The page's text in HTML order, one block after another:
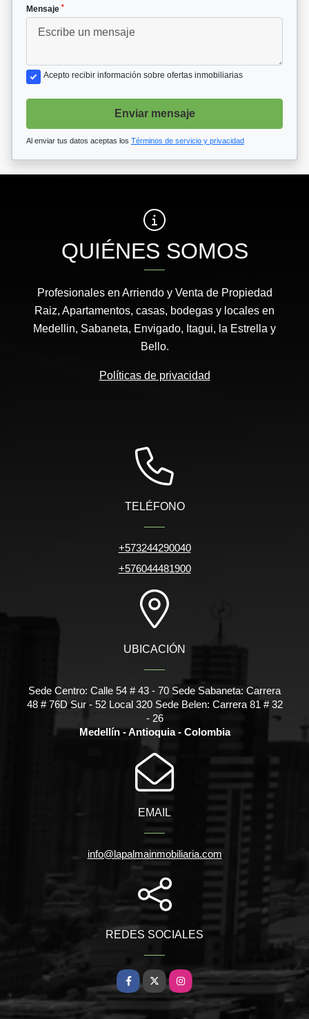
Mensaje *
Acepto recibir información sobre ofertas inmobiliarias
Enviar mensaje
Al enviar tus datos aceptas los Términos de servicio y privacidad
QUIÉNES SOMOS
Profesionales en Arriendo y Venta de Propiedad
Raiz, Apartamentos, casas, bodegas y locales en
Medellin, Sabaneta, Envigado, Itagui, la Estrella y
Bello.
Políticas de privacidad
TELÉFONO
+573244290040
+576044481900
UBICACIÓN
Sede Centro: Calle 54 # 43 - 70 Sede Sabaneta: Carrera
48 # 76D Sur - 52 Local 320 Sede Belen: Carrera 81 # 32
- 26
Medellín - Antioquia - Colombia
EMAIL
info@lapalmainmobiliaria.com
REDES SOCIALES
Facebook
X Instagram